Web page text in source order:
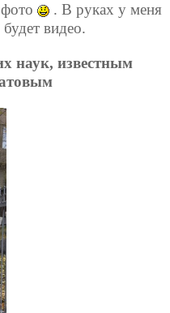
. В руках у меня
видео.
наук, известным